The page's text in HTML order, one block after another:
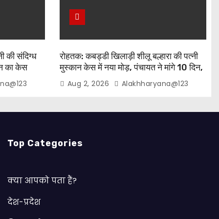
की संदिग्ध
का केस
रोहतक: कबड्डी खिलाड़ी शीलू बल्हारा की पत्नी
मुस्कान केस में नया मोड़, पंचायत ने मांगे 10 दिन,
शीलू समेत 3 हिरासत में
Aug 2, 2026 Alakhharyana@123
Top Categories
क्या आपको पता हैं?
देश-प्रदेश